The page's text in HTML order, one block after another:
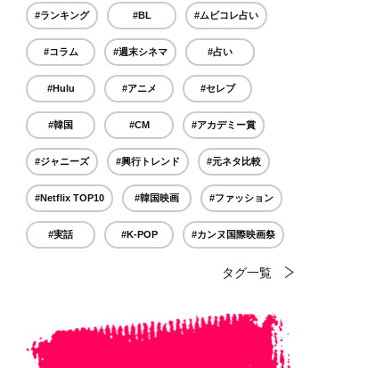
#ランキング #BL #ムビコレ占い
#コラム #週末シネマ #占い
#Hulu #アニメ #セレブ
#韓国 #CM #アカデミー賞
#ジャニーズ #興行トレンド #元ネタ比較
#Netflix TOP10 #韓国映画 #ファッション
#実話 #K-POP #カンヌ国際映画祭
タグ一覧